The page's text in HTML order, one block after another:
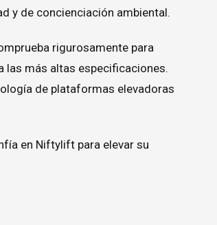
y de concienciación ambiental.
rigurosamente para
las más altas especificaciones.
de plataformas elevadoras
en Niftylift para elevar su